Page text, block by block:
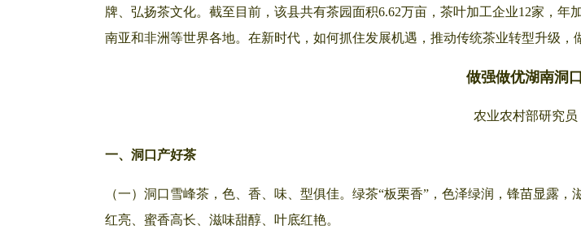
牌、弘扬茶文化。截至目前，该县共有茶园面积6.62万亩，茶叶加工企业12家，
南亚和非洲等世界各地。在新时代，如何抓住发展机遇，推动传统茶业转型升级，
做强做优湖南洞
农业农村部研究员
一、洞口产好茶
（一）洞口雪峰茶，色、香、味、型俱佳。绿茶“板栗香”，色泽绿润，锋苗显露
红亮、蜜香高长、滋味甜醇、叶底红艳。